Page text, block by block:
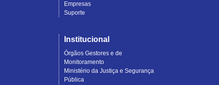
Empresas
Suporte
Institucional
Órgãos Gestores e de
Monitoramento
Ministério da Justiça e Segurança
Pública